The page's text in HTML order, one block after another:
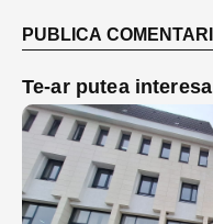
Te-ar putea interesa